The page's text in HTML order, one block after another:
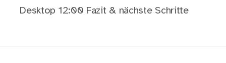
Desktop 12:00 Fazit & nächste Schritte